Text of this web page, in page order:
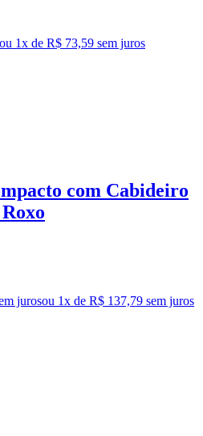
ou 1x de R$ 73,59 sem juros
com Cabideiro
jurosou 1x de R$ 137,79 sem juros